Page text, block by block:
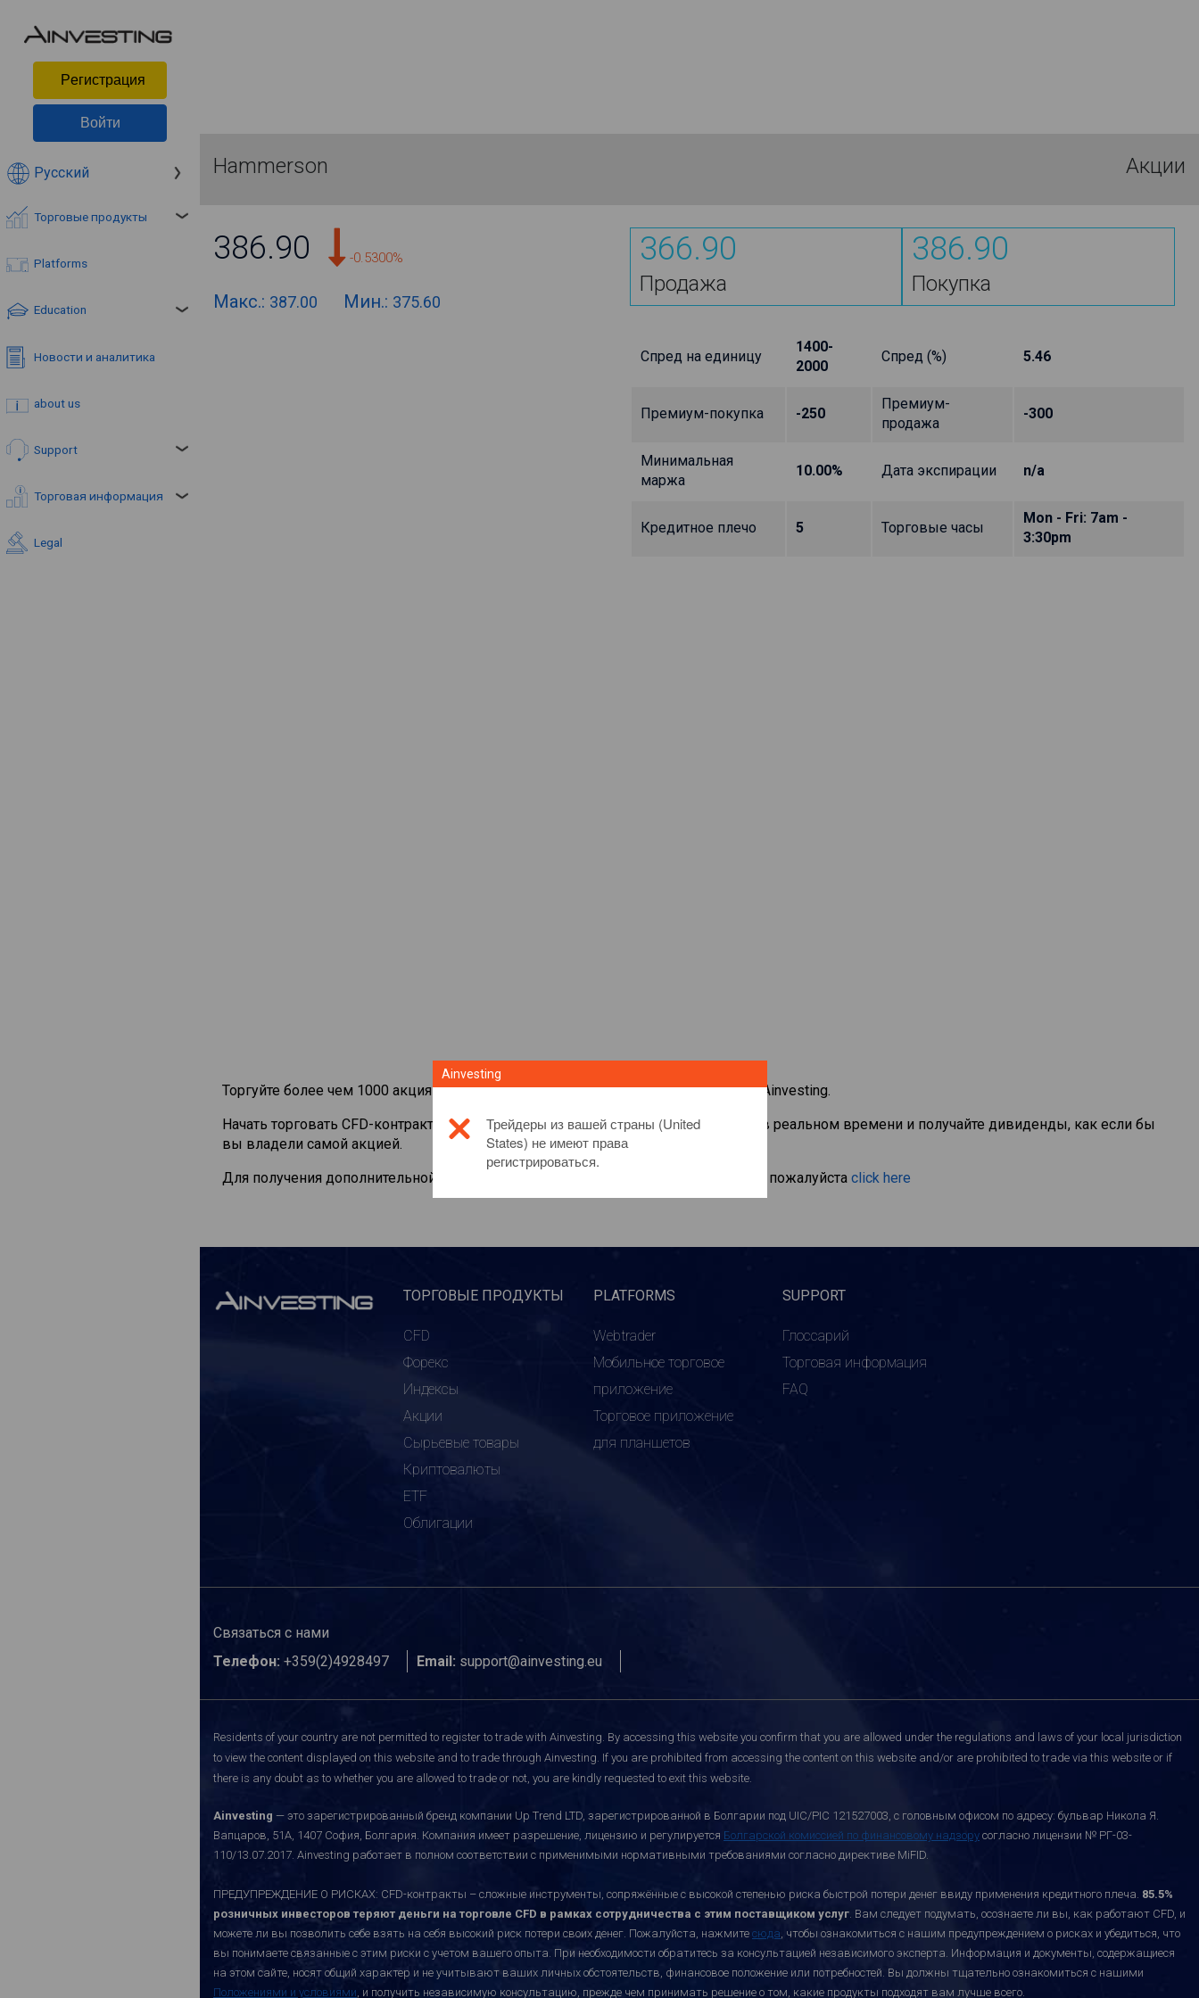
Pегистрация
Войти
Русский
Торговые продукты
Platforms
Education
Новости и аналитика
about us
Support
Торговая информация
Legal
Hammerson Акции
386.90 -0.5300%
Макс.: 387.00 Мин.: 375.60
366.90
Продажа
386.90
Покупка
Спред на единицу
1400-
2000
Спред (%) 5.46
Премиум-покупка -250
Премиум-
продажа
-300
Минимальная
маржа
10.00% Дата экспирации n/a
Кредитное плечо 5 Торговые часы
Mon - Fri: 7am -
3:30pm
Торгуйте более чем 1000 акциями со всего мира на торговой платформе CFD от Ainvesting.
Начать торговать CFD-контрактами на
Hammerson . Просматривайте котировки в реальном времени и получайте дивиденды, как если бы
вы владели самой акцией.
Для получения дополнительной информации об этом инвестиционном продукте, пожалуйста click here
ТОРГОВЫЕ ПРОДУКТЫ
CFD
Форекс
Индексы
Акции
Сырьевые товары
Криптовалюты
ETF
Облигации
PLATFORMS
Webtrader
Мобильное торговое
приложение
Торговое приложение
для планшетов
SUPPORT
Глоссарий
Торговая информация
FAQ
Связаться с нами
Телефон: +359(2)4928497 Email: support@ainvesting.eu
Residents of your country are not permitted to register to trade with Ainvesting. By accessing this website you confirm that you are allowed under the regulations and laws of your local jurisdiction
to view the content displayed on this website and to trade through Ainvesting. If you are prohibited from accessing the content on this website and/or are prohibited to trade via this website or if
there is any doubt as to whether you are allowed to trade or not, you are kindly requested to exit this website.
Ainvesting — это зарегистрированный бренд компании Up Trend LTD, зарегистрированной в Болгарии под UIC/PIC 121527003, с головным офисом по адресу: бульвар Никола Я.
Вапцаров, 51A, 1407 София, Болгария. Компания имеет разрешение, лицензию и регулируется Болгарской комиссией по финансовому надзору согласно лицензии № РГ-03-
110/13.07.2017. Ainvesting работает в полном соответствии с применимыми нормативными требованиями согласно директиве MiFID.
ПРЕДУПРЕЖДЕНИЕ О РИСКАХ: CFD-контракты – сложные инструменты, сопряжённые с высокой степенью риска быстрой потери денег ввиду применения кредитного плеча. 85.5%
розничных инвесторов теряют деньги на торговле CFD в рамках сотрудничества с этим поставщиком услуг. Вам следует подумать, осознаете ли вы, как работают CFD, и
можете ли вы позволить себе взять на себя высокий риск потери своих денег. Пожалуйста, нажмите сюда, чтобы ознакомиться с нашим предупреждением о рисках и убедиться, что
вы понимаете связанные с этим риски с учетом вашего опыта. При необходимости обратитесь за консультацией независимого эксперта. Информация и документы, содержащиеся
на этом сайте, носят общий характер и не учитывают ваших личных обстоятельств, финансовое положение или потребностей. Вы должны тщательно ознакомиться с нашими
Положениями и условиями, и получить независимую консультацию, прежде чем принимать решение о том, какие продукты подходят вам лучше всего.
Ainvesting
Трейдеры из вашей страны (United
States) не имеют права
регистрироваться.